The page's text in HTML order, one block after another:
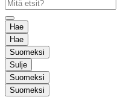
Hae
Hae
Suomeksi
Sulje
Suomeksi
Suomeksi